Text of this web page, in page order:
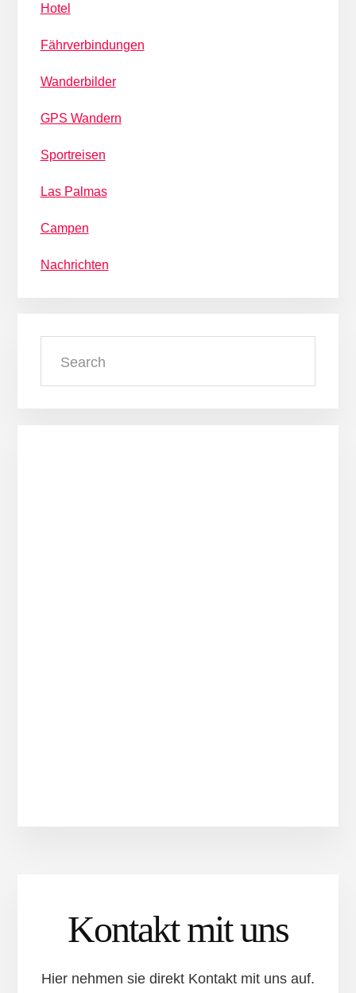
Hotel
Fährverbindungen
Wanderbilder
GPS Wandern
Sportreisen
Las Palmas
Campen
Nachrichten
Kontakt mit uns
Hier nehmen sie direkt Kontakt mit uns auf.